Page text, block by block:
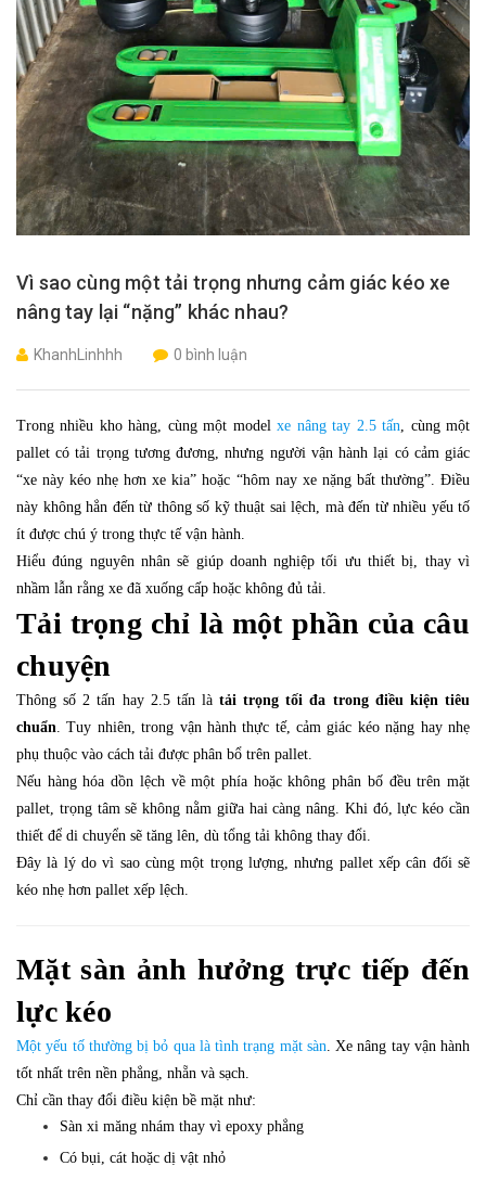
Vì sao cùng một tải trọng nhưng cảm giác kéo xe
nâng tay lại “nặng” khác nhau?
KhanhLinhhh 0 bình luận
Trong nhiều kho hàng, cùng một modelxe nâng tay 2.5 tấn, cùng một
pallet có tải trọng tương đương, nhưng người vận hành lại có cảm giác
“xe này kéo nhẹ hơn xe kia” hoặc “hôm nay xe nặng bất thường”. Điều
này không hẳn đến từ thông số kỹ thuật sai lệch, mà đến từ nhiều yếu tố
ít được chú ý trong thực tế vận hành.
Hiểu đúng nguyên nhân sẽ giúp doanh nghiệp tối ưu thiết bị, thay vì
nhầm lẫn rằng xe đã xuống cấp hoặc không đủ tải.
Tải trọng chỉ là một phần của câu
chuyện
Thông số 2 tấn hay 2.5 tấn làtải trọng tối đa trong điều kiện tiêu
chuẩn. Tuy nhiên, trong vận hành thực tế, cảm giác kéo nặng hay nhẹ
phụ thuộc vào cách tải được phân bổ trên pallet.
Nếu hàng hóa dồn lệch về một phía hoặc không phân bố đều trên mặt
pallet, trọng tâm sẽ không nằm giữa hai càng nâng. Khi đó, lực kéo cần
thiết để di chuyển sẽ tăng lên, dù tổng tải không thay đổi.
Đây là lý do vì sao cùng một trọng lượng, nhưng pallet xếp cân đối sẽ
kéo nhẹ hơn pallet xếp lệch.
Mặt sàn ảnh hưởng trực tiếp đến
lực kéo
Một yếu tố thường bị bỏ qua là tình trạng mặt sàn. Xe nâng tay vận hành
tốt nhất trên nền phẳng, nhẵn và sạch.
Chỉ cần thay đổi điều kiện bề mặt như:
Sàn xi măng nhám thay vì epoxy phẳng
Có bụi, cát hoặc dị vật nhỏ